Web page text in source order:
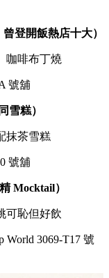
登開飯熱店十大）
咖啡布丁燒
號舖
雪糕）
抹茶雪糕
號舖
Mocktail）
可恥但好飲
World 3069-T17 號